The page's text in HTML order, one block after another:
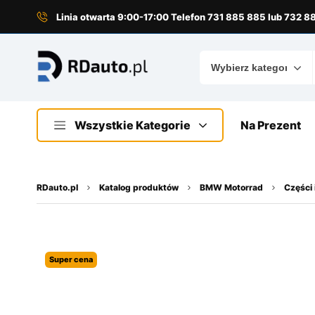
Linia otwarta 9:00-17:00 Telefon 731 885 885 lub 732
Wszystkie Kategorie Na Prezent
RDauto.pl Katalog produktów BMW Motorrad Części
Super cena